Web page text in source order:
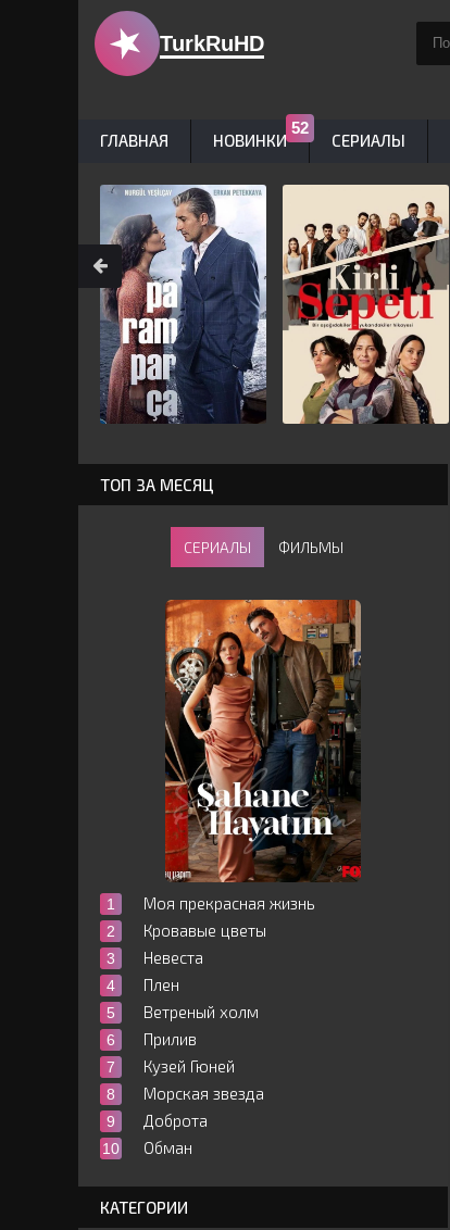
ТОП ЗА МЕСЯЦ
СЕРИАЛЫ ФИЛЬМЫ
Моя прекрасная жизнь
Кровавые цветы
Невеста
Плен
Ветреный холм
Прилив
Кузей Гюней
Морская звезда
Доброта
Обман
КАТЕГОРИИ
TurkRuHD
ГЛАВНАЯ НОВИНКИ СЕРИАЛЫ